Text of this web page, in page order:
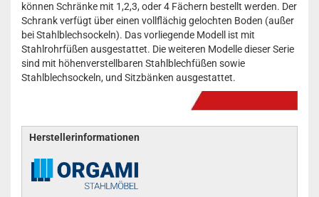
können Schränke mit 1,2,3, oder 4 Fächern bestellt werden. Der
Schrank verfügt über einen vollflächig gelochten Boden (außer
bei Stahlblechsockeln). Das vorliegende Modell ist mit
Stahlrohrfüßen ausgestattet. Die weiteren Modelle dieser Serie
sind mit höhenverstellbaren Stahlblechfüßen sowie
Stahlblechsockeln, und Sitzbänken ausgestattet.
Herstellerinformationen